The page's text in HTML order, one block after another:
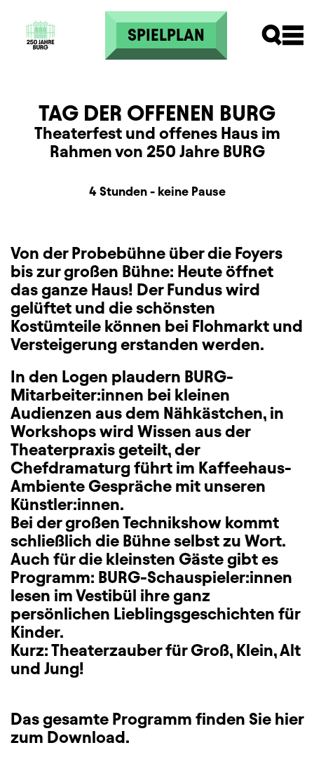
Direkt zum Inhalt
SPIELPLAN
TAG DER OFFENEN BURG
Theaterfest und offenes Haus im
Rahmen von 250 Jahre BURG
BeschreibungInformation
Dauer und Pausen4 Stunden - keine Pause
Von der Probebühne über die Foyers
bis zur großen Bühne: Heute öffnet
das ganze Haus! Der Fundus wird
gelüftet und die schönsten
Kostümteile können bei Flohmarkt und
Versteigerung erstanden werden.
In den Logen plaudern BURG-
Mitarbeiter:innen bei kleinen
Audienzen aus dem Nähkästchen, in
Workshops wird Wissen aus der
Theaterpraxis geteilt, der
Chefdramaturg führt im Kaffeehaus-
Ambiente Gespräche mit unseren
Künstler:innen.
Bei der großen Technikshow kommt
schließlich die Bühne selbst zu Wort.
Auch für die kleinsten Gäste gibt es
Programm: BURG-Schauspieler:innen
lesen im Vestibül ihre ganz
persönlichen Lieblingsgeschichten für
Kinder.
Kurz: Theaterzauber für Groß, Klein, Alt
und Jung!
Das gesamte Programm finden Sie hier
zum Download.